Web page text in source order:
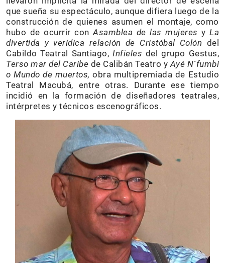
que sueña su espectáculo, aunque difiera luego de la
construcción de quienes asumen el montaje, como
hubo de ocurrir conAsamblea de las mujeres y La
divertida y verídica relación de Cristóbal Colón del
Cabildo Teatral Santiago, Infieles del grupo Gestus,
Terso mar del Caribe de Calibán Teatro yAyé N´fumbi
o Mundo de muertos, obra multipremiada de Estudio
Teatral Macubá, entre otras. Durante ese tiempo
incidió en la formación de diseñadores teatrales,
intérpretes y técnicos escenográficos.